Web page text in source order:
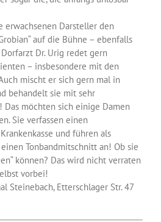
erwachsenen Darsteller den
auf die Bühne – ebenfalls
Dr. Urig redet gern
– insbesondere mit den
mischt er sich gern mal in
behandelt sie mit sehr
möchten sich einige Damen
Sie verfassen einen
und führen als
Tonbandmitschnitt an! Ob sie
können? Das wird nicht verraten
vorbei!
Steinebach, Etterschlager Str. 47